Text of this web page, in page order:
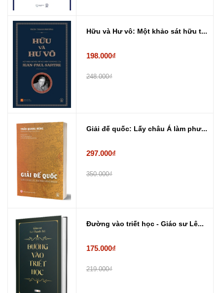
Hữu và Hư vô: Một khảo sát hữu t...
198.000₫
248.000₫
Giải đế quốc: Lấy châu Á làm phư...
297.000₫
350.000₫
Đường vào triết học - Giáo sư Lê...
175.000₫
219.000₫